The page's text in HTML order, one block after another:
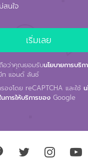
สนใจ
อว่าคุณยอมรับนโยบายการบริก
ท แอนด์ ลันช์
องโดย reCAPTCHA และใช้
การให้บริการของ Google